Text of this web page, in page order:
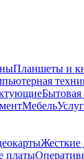
Планшеты и
Бытовая
Мебель
Жесткие
платы